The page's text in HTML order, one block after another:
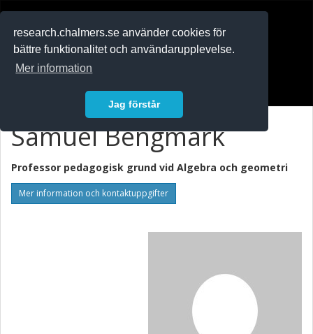
research.chalmers.se använder cookies för
bättre funktionalitet och användarupplevelse.
Mer information
Jag förstår
Samuel Bengmark
Professor pedagogisk grund vid Algebra och geometri
Mer information och kontaktuppgifter